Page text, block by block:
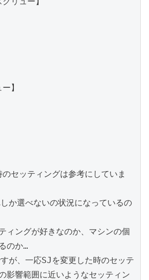
】
セッティングは参考にしていま
か選べないの状況になっているの
ィングが好きなのか、マシンの個
のか…
が、一応SJを変更した時のセッテ
影響範囲に近いようなセッティン